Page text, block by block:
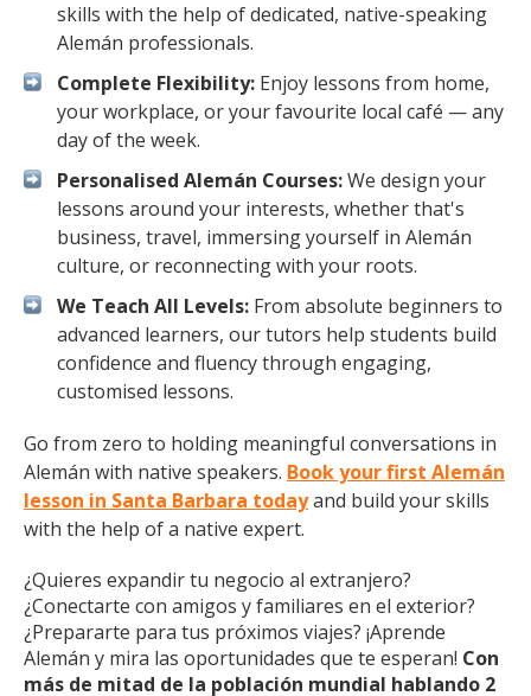
skills with the help of dedicated, native-speaking
Alemán professionals.
Complete Flexibility: Enjoy lessons from home,
your workplace, or your favourite local café — any
day of the week.
Personalised Alemán Courses:We design your
lessons around your interests, whether that's
business, travel, immersing yourself in Alemán
culture, or reconnecting with your roots.
We Teach All Levels: From absolute beginners to
advanced learners, our tutors help students build
confidence and fluency through engaging,
customised lessons.
Go from zero to holding meaningful conversations in
Alemán with native speakers. Book your first Alemán
lesson in Santa Barbara todayand build your skills
with the help of a native expert.
¿Quieres expandir tu negocio al extranjero?
¿Conectarte con amigos y familiares en el exterior?
¿Prepararte para tus próximos viajes? ¡Aprende
Alemán y mira las oportunidades que te esperan! Con
más de mitad de la población mundial hablando 2